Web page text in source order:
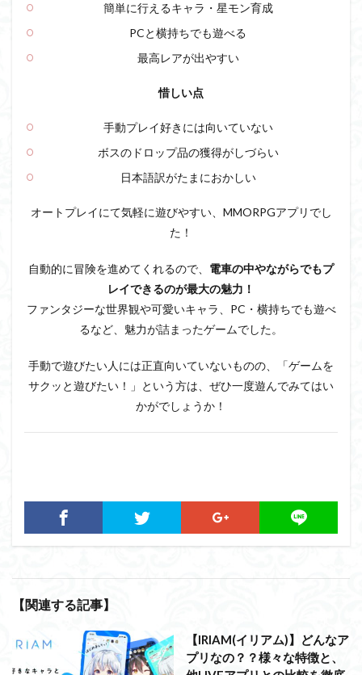
簡単に行えるキャラ・星モン育成
PCと横持ちでも遊べる
最高レアが出やすい
惜しい点
手動プレイ好きには向いていない
ボスのドロップ品の獲得がしづらい
日本語訳がたまにおかしい
オートプレイにて気軽に遊びやすい、MMORPGアプリでし
た！
自動的に冒険を進めてくれるので、 電車の中やながらでもプ
レイできるのが最大の魅力！
ファンタジーな世界観や可愛いキャラ、PC・横持ちでも遊べ
るなど、魅力が詰まったゲームでした。
手動で遊びたい人には正直向いていないものの、「ゲームを
サクッと遊びたい！」という方は、ぜひ一度遊んでみてはい
かがでしょうか！
【関連する記事】
【IRIAM(イリアム)】どんなア
プリなの？？様々な特徴と、